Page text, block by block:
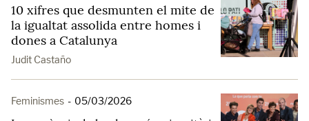
10 xifres que desmunten el mite de
la igualtat assolida entre homes i
dones a Catalunya
Judit Castaño
Feminismes - 05/03/2026